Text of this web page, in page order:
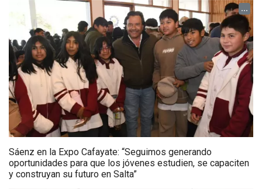
...
Sáenz en la Expo Cafayate: “Seguimos generando
oportunidades para que los jóvenes estudien, se capaciten
y construyan su futuro en Salta”